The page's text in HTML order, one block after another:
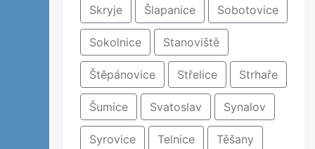
Skryje Šlapanice Sobotovice
Sokolnice Stanoviště
Štěpánovice Střelice Strhaře
Šumice Svatoslav Synalov
Syrovice Telnice Těšany